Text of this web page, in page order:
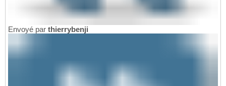
Envoyé par thierrybenji